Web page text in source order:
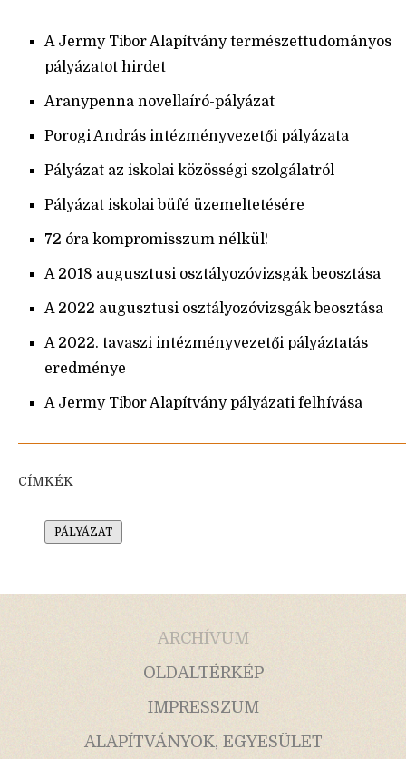
A Jermy Tibor Alapítvány természettudományos
pályázatot hirdet
Aranypenna novellaíró-pályázat
Porogi András intézményvezetői pályázata
Pályázat az iskolai közösségi szolgálatról
Pályázat iskolai büfé üzemeltetésére
72 óra kompromisszum nélkül!
A 2018 augusztusi osztályozóvizsgák beosztása
A 2022 augusztusi osztályozóvizsgák beosztása
A 2022. tavaszi intézményvezetői pályáztatás
eredménye
A Jermy Tibor Alapítvány pályázati felhívása
CÍMKÉK
PÁLYÁZAT
ARCHÍVUM
OLDALTÉRKÉP
IMPRESSZUM
ALAPÍTVÁNYOK, EGYESÜLET